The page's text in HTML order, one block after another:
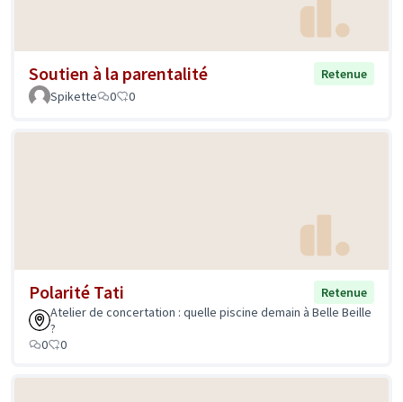
Soutien à la parentalité
Retenue
Spikette
0 0
Polarité Tati
Retenue
Atelier de concertation : quelle piscine demain à Belle Beille
?
0
0